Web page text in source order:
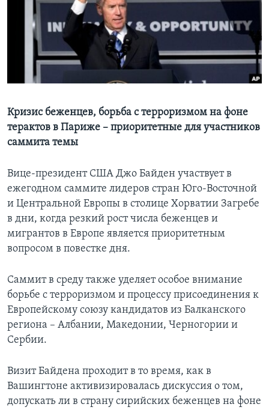
Learning English
СОЦИАЛЬНЫЕ СЕТИ
Языки
Кризис беженцев, борьба с терроризмом на фоне
терактов в Париже – приоритетные для участников
саммита темы
Вице-президент США Джо Байден участвует в
ежегодном саммите лидеров стран Юго-Восточной
и Центральной Европы в столице Хорватии Загребе
в дни, когда резкий рост числа беженцев и
мигрантов в Европе является приоритетным
вопросом в повестке дня.
Саммит в среду также уделяет особое внимание
борьбе с терроризмом и процессу присоединения к
Европейскому союзу кандидатов из Балканского
региона – Албании, Македонии, Черногории и
Сербии.
Визит Байдена проходит в то время, как в
Вашингтоне активизировалась дискуссия о том,
допускать ли в страну сирийских беженцев на фоне